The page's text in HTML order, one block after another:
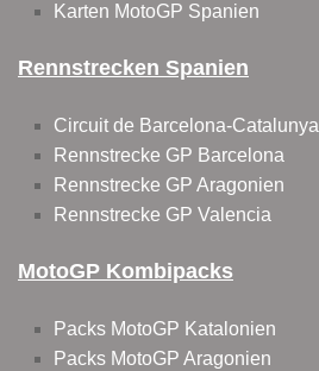
Karten MotoGP Spanien
Rennstrecken Spanien
Circuit de Barcelona-Catalunya
Rennstrecke GP Barcelona
Rennstrecke GP Aragonien
Rennstrecke GP Valencia
MotoGP Kombipacks
Packs MotoGP Katalonien
Packs MotoGP Aragonien